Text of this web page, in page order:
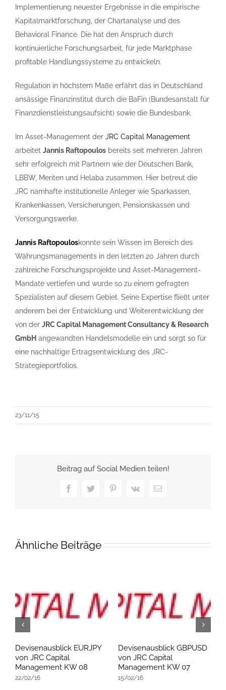
Implementierung neuester Ergebnisse in die empirische
Kapitalmarktforschung, der Chartanalyse und des
Behavioral Finance. Die hat den Anspruch durch
kontinuierliche Forschungsarbeit, für jede Marktphase
profitable Handlungssysteme zu entwickeln.
Regulation in höchstem Maße erfährt das in Deutschland
ansässige Finanzinstitut durch die BaFin (Bundesanstalt für
Finanzdienstleistungsaufsicht) sowie die Bundesbank.
Im Asset-Management der JRC Capital Management
arbeitet Jannis Raftopoulos bereits seit mehreren Jahren
sehr erfolgreich mit Partnern wie der Deutschen Bank,
LBBW, Meriten und Helaba zusammen. Hier betreut die
JRC namhafte institutionelle Anleger wie Sparkassen,
Krankenkassen, Versicherungen, Pensionskassen und
Versorgungswerke.
Jannis Raftopouloskonnte sein Wissen im Bereich des
Währungsmanagements in den letzten 20 Jahren durch
zahlreiche Forschungsprojekte und Asset-Management-
Mandate vertiefen und wurde so zu einem gefragten
Spezialisten auf diesem Gebiet. Seine Expertise fließt unter
anderem bei der Entwicklung und Weiterentwicklung der
von der JRC Capital Management Consultancy & Research
GmbH angewandten Handelsmodelle ein und sorgt so für
eine nachhaltige Ertragsentwicklung des JRC-
Strategieportfolios.
23/11/15
Beitrag auf Social Medien teilen!
FacebookTwitterPinterest
Vk
E-
Ähnliche Beiträge
Devisenausblick EURJPY
von JRC Capital
Management KW 08
22/02/16
Devisenausblick GBPUSD
von JRC Capital
Management KW 07
15/02/16